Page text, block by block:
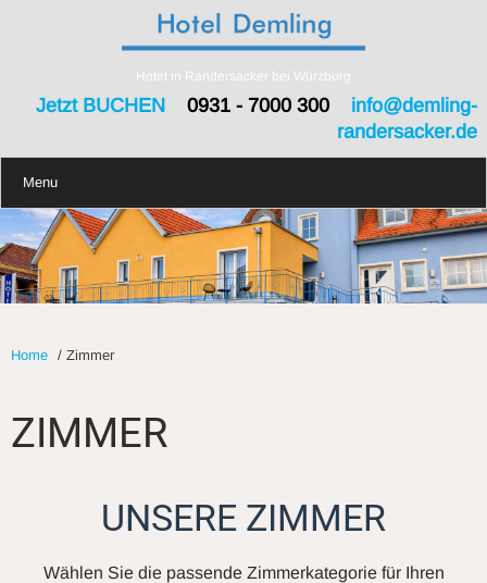
Hotel in Randersacker bei Würzburg
Jetzt BUCHEN0931 - 7000 300 info@demling-
randersacker.de
Menu
Home / Zimmer
ZIMMER
UNSERE ZIMMER
Wählen Sie die passende Zimmerkategorie für Ihren